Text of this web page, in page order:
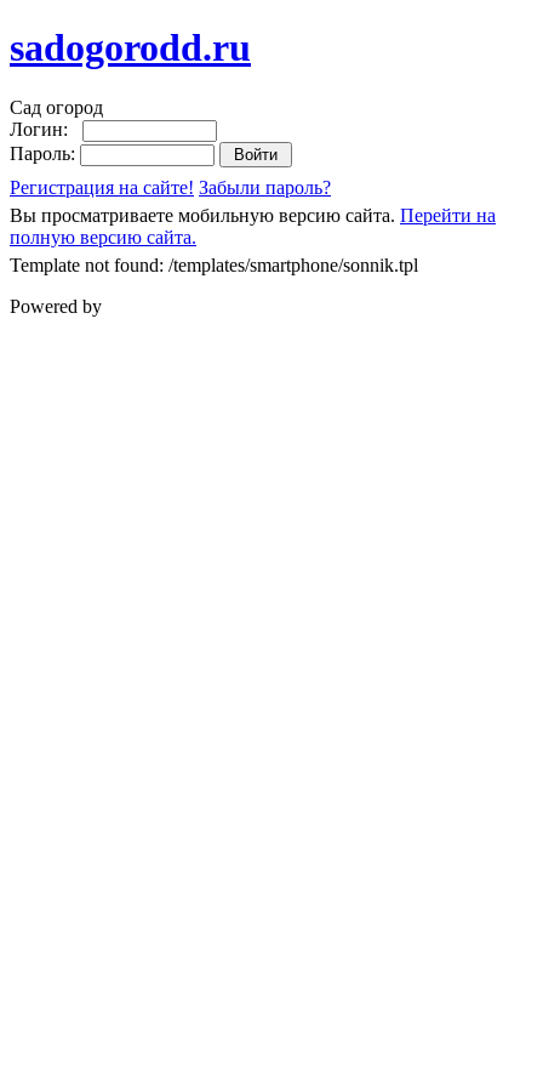
sadogorodd.ru
Сад огород
Логин:
Пароль:
Регистрация на сайте! Забыли пароль?
Вы просматриваете мобильную версию сайта. Перейти на
полную версию сайта.
Template not found: /templates/smartphone/sonnik.tpl
Powered by